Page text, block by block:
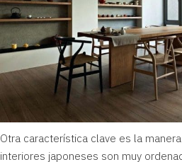
Otra característica clave es la
interiores japoneses son muy